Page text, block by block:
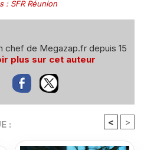
: SFR Réunion
chef de Megazap.fr depuis 15
plus sur cet auteur
: < >